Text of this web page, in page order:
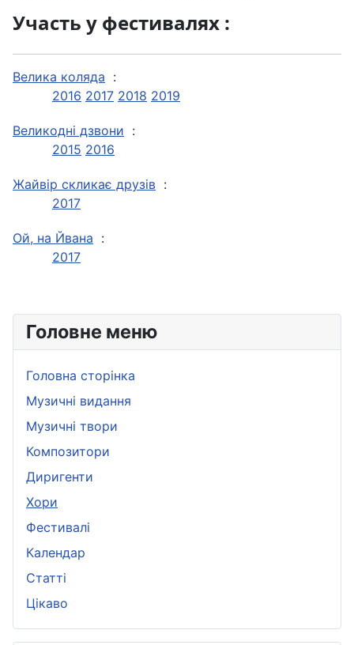
Головне меню
Головна сторінка
Музичні видання
Музичні твори
Композитори
Диригенти
Хори
Фестивалі
Календар
Статті
Цікаво
Участь у фестивалях :
Велика коляда :
2016 2017 2018 2019
Великодні дзвони :
2015 2016
Жайвір скликає друзів :
2017
Ой, на Йвана :
2017